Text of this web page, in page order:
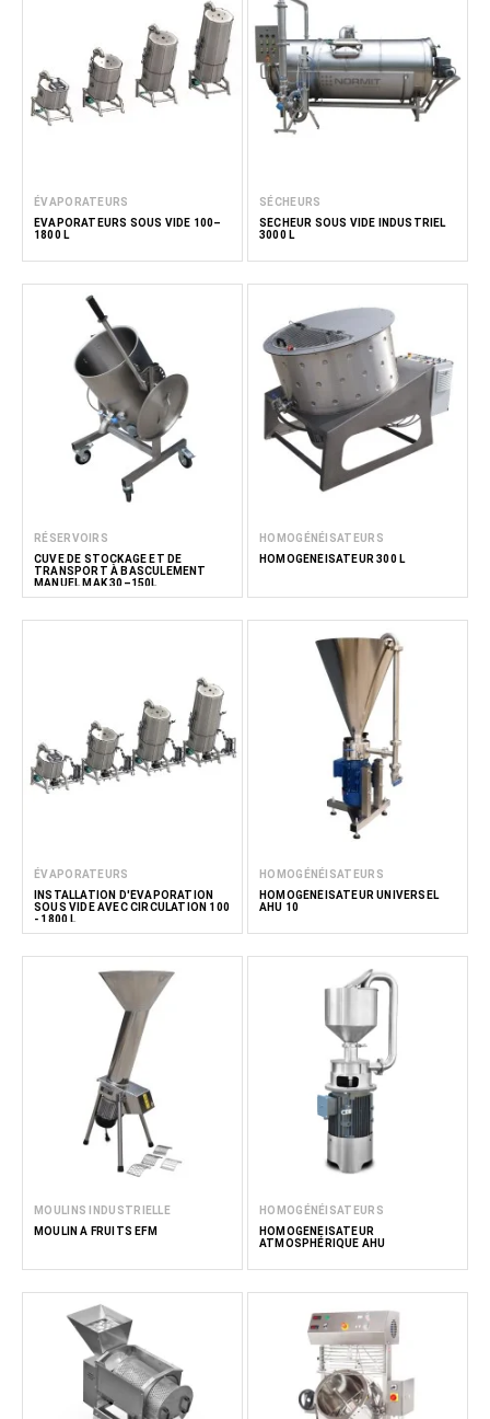
ÉVAPORATEURS
ÉVAPORATEURS SOUS VIDE 100–
1800 L
SÉCHEURS
SÉCHEUR SOUS VIDE INDUSTRIEL
3000 L
RÉSERVOIRS
CUVE DE STOCKAGE ET DE
TRANSPORT À BASCULEMENT
MANUEL MAK 30–150L
HOMOGÉNÉISATEURS
HOMOGÉNÉISATEUR 300 L
ÉVAPORATEURS
INSTALLATION D'ÉVAPORATION
SOUS VIDE AVEC CIRCULATION 100
- 1800 L
HOMOGÉNÉISATEURS
HOMOGÉNÉISATEUR UNIVERSEL
AHU 10
MOULINS INDUSTRIELLE
MOULIN À FRUITS EFM
HOMOGÉNÉISATEURS
HOMOGÉNÉISATEUR
ATMOSPHÉRIQUE AHU